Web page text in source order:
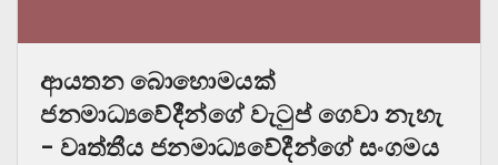
ආයතන බොහොමයක්
ජනමාධ්‍යවේදීන්ගේ වැටුප් ගෙවා නැහැ
– වෘත්තීය ජනමාධ්‍යවේදීන්ගේ සංගමය